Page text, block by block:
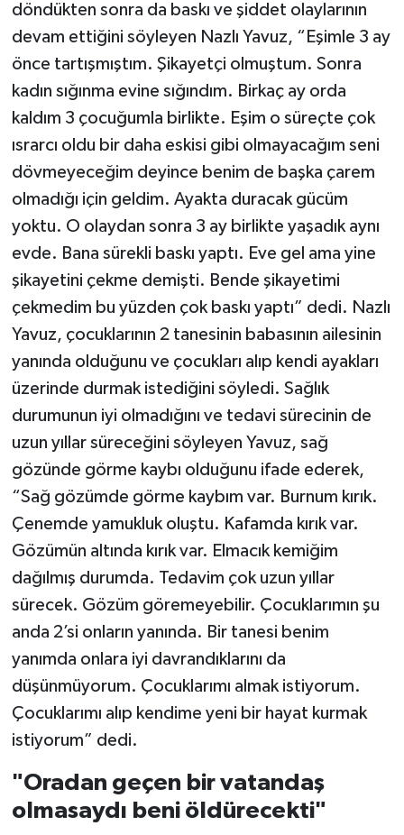
döndükten sonra da baskı ve şiddet olaylarının
devam ettiğini söyleyen Nazlı Yavuz, “Eşimle 3 ay
önce tartışmıştım. Şikayetçi olmuştum. Sonra
kadın sığınma evine sığındım. Birkaç ay orda
kaldım 3 çocuğumla birlikte. Eşim o süreçte çok
ısrarcı oldu bir daha eskisi gibi olmayacağım seni
dövmeyeceğim deyince benim de başka çarem
olmadığı için geldim. Ayakta duracak gücüm
yoktu. O olaydan sonra 3 ay birlikte yaşadık aynı
evde. Bana sürekli baskı yaptı. Eve gel ama yine
şikayetini çekme demişti. Bende şikayetimi
çekmedim bu yüzden çok baskı yaptı” dedi. Nazlı
Yavuz, çocuklarının 2 tanesinin babasının ailesinin
yanında olduğunu ve çocukları alıp kendi ayakları
üzerinde durmak istediğini söyledi. Sağlık
durumunun iyi olmadığını ve tedavi sürecinin de
uzun yıllar süreceğini söyleyen Yavuz, sağ
gözünde görme kaybı olduğunu ifade ederek,
“Sağ gözümde görme kaybım var. Burnum kırık.
Çenemde yamukluk oluştu. Kafamda kırık var.
Gözümün altında kırık var. Elmacık kemiğim
dağılmış durumda. Tedavim çok uzun yıllar
sürecek. Gözüm göremeyebilir. Çocuklarımın şu
anda 2’si onların yanında. Bir tanesi benim
yanımda onlara iyi davrandıklarını da
düşünmüyorum. Çocuklarımı almak istiyorum.
Çocuklarımı alıp kendime yeni bir hayat kurmak
istiyorum” dedi.
"Oradan geçen bir vatandaş
olmasaydı beni öldürecekti"